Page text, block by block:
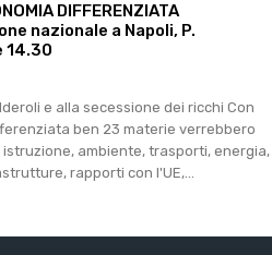
DIFFERENZIATA
nazionale a Napoli, P.
14.30
e alla secessione dei ricchi Con
ben 23 materie verrebbero
ambiente, trasporti, energia,
rapporti con l'UE,...